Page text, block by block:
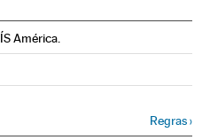
América.
en Instagram
en Facebook
Regras›